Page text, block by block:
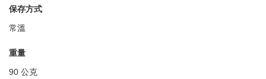
保存方式
常溫
重量
90 公克